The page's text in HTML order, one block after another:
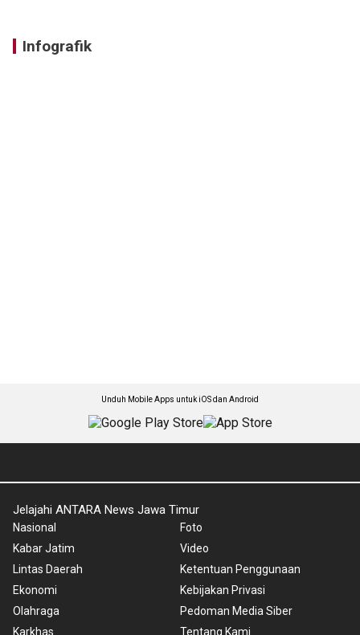
Infografik
Unduh Mobile Apps untuk iOS dan Android
Jelajahi ANTARA News Jawa Timur
Nasional
Kabar Jatim
Lintas Daerah
Ekonomi
Olahraga
Karkhas
Foto
Video
Ketentuan Penggunaan
Kebijakan Privasi
Pedoman Media Siber
Tentang Kami